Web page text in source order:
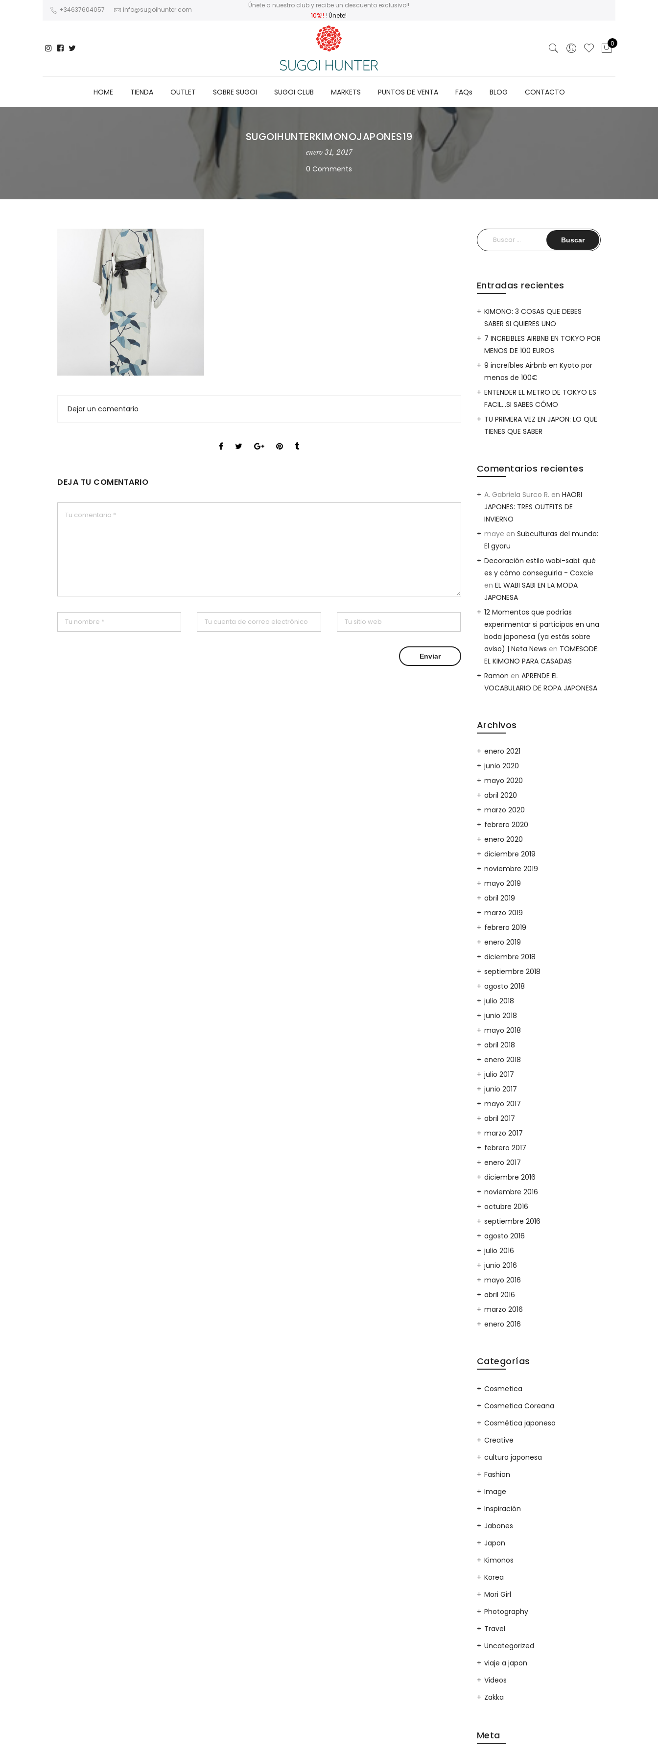
+34637604057 info@sugoihunter.com
Únete a nuestro club y recibe un descuento exclusivo!!
10%!! !Únete!
0
HOME TIENDA OUTLET SOBRE SUGOI SUGOI CLUB MARKETS PUNTOS DE VENTA FAQs BLOG CONTACTO
SUGOIHUNTERKIMONOJAPONES19
enero 31, 2017
0 Comments
Dejar un comentario
DEJA TU COMENTARIO
Buscar:
Entradas recientes
KIMONO: 3 COSAS QUE DEBES
SABER SI QUIERES UNO
7 INCREIBLES AIRBNB EN TOKYO POR
MENOS DE 100 EUROS
9 increíbles Airbnb en Kyoto por
menos de 100€
ENTENDER EL METRO DE TOKYO ES
FACIL…SI SABES CÓMO
TU PRIMERA VEZ EN JAPON: LO QUE
TIENES QUE SABER
Comentarios recientes
A. Gabriela Surco R. en HAORI
JAPONES: TRES OUTFITS DE
INVIERNO
maye en Subculturas del mundo:
El gyaru
Decoración estilo wabi-sabi: qué
es y cómo conseguirla - Coxcie
en EL WABI SABI EN LA MODA
JAPONESA
12 Momentos que podrías
experimentar si participas en una
boda japonesa (ya estás sobre
aviso) | Neta News en TOMESODE:
EL KIMONO PARA CASADAS
Ramon en APRENDE EL
VOCABULARIO DE ROPA JAPONESA
Archivos
enero 2021
junio 2020
mayo 2020
abril 2020
marzo 2020
febrero 2020
enero 2020
diciembre 2019
noviembre 2019
mayo 2019
abril 2019
marzo 2019
febrero 2019
enero 2019
diciembre 2018
septiembre 2018
agosto 2018
julio 2018
junio 2018
mayo 2018
abril 2018
enero 2018
julio 2017
junio 2017
mayo 2017
abril 2017
marzo 2017
febrero 2017
enero 2017
diciembre 2016
noviembre 2016
octubre 2016
septiembre 2016
agosto 2016
julio 2016
junio 2016
mayo 2016
abril 2016
marzo 2016
enero 2016
Categorías
Cosmetica
Cosmetica Coreana
Cosmética japonesa
Creative
cultura japonesa
Fashion
Image
Inspiración
Jabones
Japon
Kimonos
Korea
Mori Girl
Photography
Travel
Uncategorized
viaje a japon
Videos
Zakka
Meta